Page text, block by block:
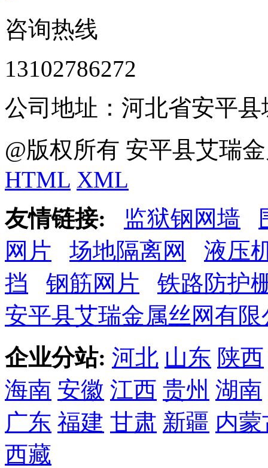
咨询热线
13102786272
公司地址：河北省安平
@版权所有 安平县艾瑞
HTML XML
友情链接:
监狱钢网墙
网片
场地隔离网
液压
挡
钢筋网片
铁路防护
安平县艾瑞金属丝网有限
企业分站: 河北 山东 陕西
海南 安徽 江西 贵州 湖南
广东 福建 甘肃 新疆 内蒙
西藏